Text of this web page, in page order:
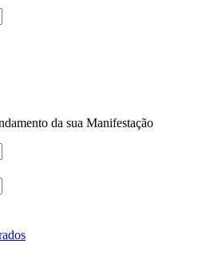
da sua Manifestação